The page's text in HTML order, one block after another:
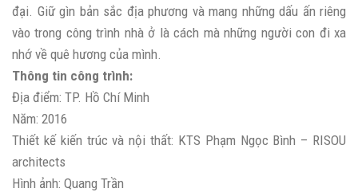
đại. Giữ gìn bản sắc địa phương và mang những dấu ấn riêng
vào trong công trình nhà ở là cách mà những người con đi xa
nhớ về quê hương của mình.
Thông tin công trình:
Địa điểm: TP. Hồ Chí Minh
Năm: 2016
Thiết kế kiến trúc và nội thất: KTS Phạm Ngọc Bình – RISOU
architects
Hình ảnh: Quang Trần